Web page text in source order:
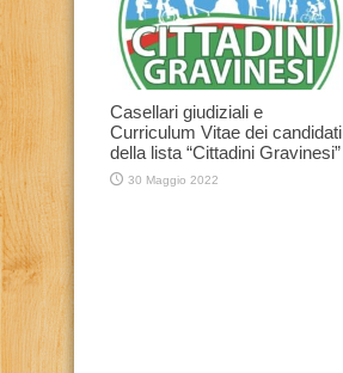
Casellari giudiziali e
Curriculum Vitae dei candidati
della lista “Cittadini Gravinesi”
30 Maggio 2022